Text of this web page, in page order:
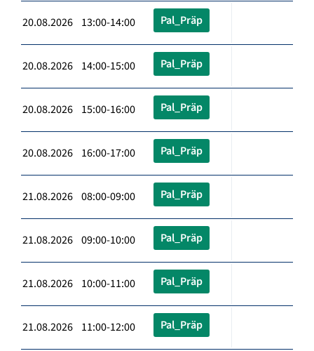
20.08.2026 13:00-14:00 Pal_Präp
20.08.2026 14:00-15:00 Pal_Präp
20.08.2026 15:00-16:00 Pal_Präp
20.08.2026 16:00-17:00 Pal_Präp
21.08.2026 08:00-09:00 Pal_Präp
21.08.2026 09:00-10:00 Pal_Präp
21.08.2026 10:00-11:00 Pal_Präp
21.08.2026 11:00-12:00 Pal_Präp